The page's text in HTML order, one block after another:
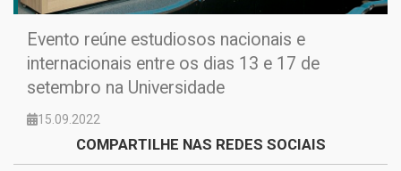
Evento reúne estudiosos nacionais e
internacionais entre os dias 13 e 17 de
setembro na Universidade
15.09.2022
COMPARTILHE NAS REDES SOCIAIS